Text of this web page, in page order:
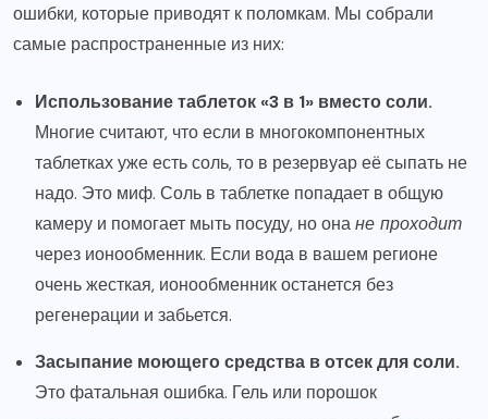
ошибки, которые приводят к поломкам. Мы собрали
самые распространенные из них:
Использование таблеток «3 в 1» вместо соли.
Многие считают, что если в многокомпонентных
таблетках уже есть соль, то в резервуар её сыпать не
надо. Это миф. Соль в таблетке попадает в общую
камеру и помогает мыть посуду, но онане проходит
через ионообменник. Если вода в вашем регионе
очень жесткая, ионообменник останется без
регенерации и забьется.
Засыпание моющего средства в отсек для соли.
Это фатальная ошибка. Гель или порошок